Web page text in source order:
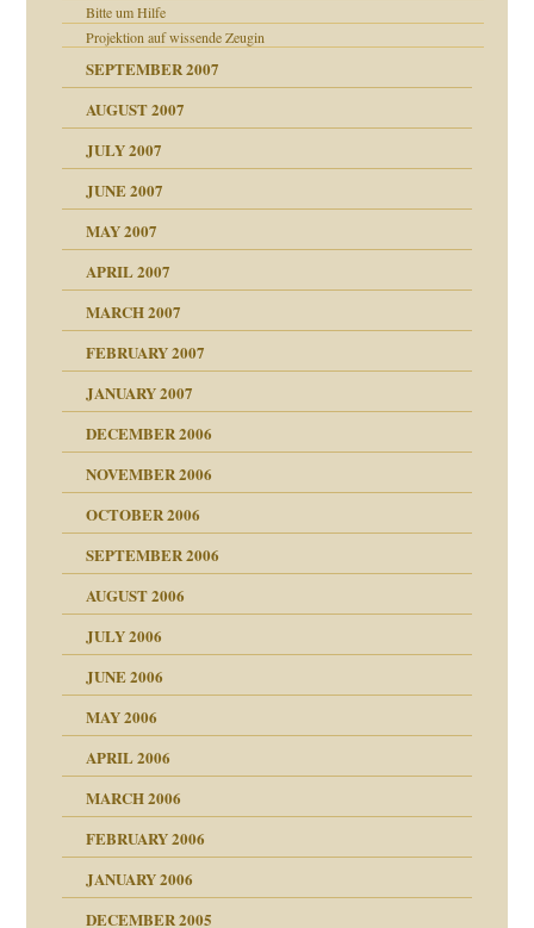
Bitte um Hilfe
Projektion auf wissende Zeugin
SEPTEMBER 2007
AUGUST 2007
JULY 2007
JUNE 2007
MAY 2007
APRIL 2007
MARCH 2007
FEBRUARY 2007
JANUARY 2007
DECEMBER 2006
NOVEMBER 2006
OCTOBER 2006
SEPTEMBER 2006
AUGUST 2006
JULY 2006
JUNE 2006
MAY 2006
APRIL 2006
MARCH 2006
FEBRUARY 2006
JANUARY 2006
DECEMBER 2005